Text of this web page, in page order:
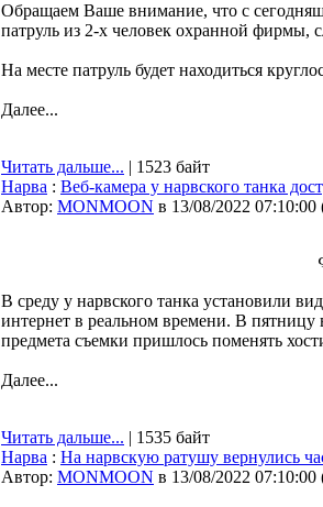
Обращаем Ваше внимание, что с
патруль из 2-х человек охранной фирмы,
На месте патруль будет находиться
Далее...
Читать дальше... | 1523 байт
Нарва : Веб-камера у нарвского танка
Автор: MONMOON в 13/08/2022 07:10:00
В среду у нарвского танка установили
интернет в реальном времени. В
предмета съемки пришлось поменять
Далее...
Читать дальше... | 1535 байт
Нарва : На нарвскую ратушу вернулись
Автор: MONMOON в 13/08/2022 07:10:00